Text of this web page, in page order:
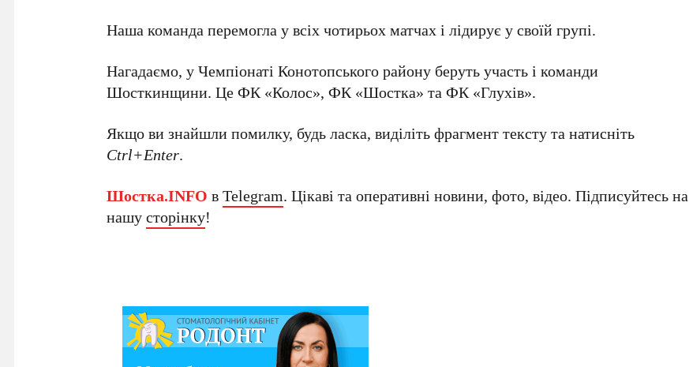
Наша команда перемогла у всіх чотирьох матчах і лідирує у своїй групі.
Нагадаємо, у Чемпіонаті Конотопського району беруть участь і команди
Шосткинщини. Це ФК «Колос», ФК «Шостка» та ФК «Глухів».
Якщо ви знайшли помилку, будь ласка, виділіть фрагмент тексту та натисніть
Ctrl+Enter.
Шостка.INFO вTelegram. Цікаві та оперативні новини, фото, відео. Підписуйтесь на
нашусторінку!